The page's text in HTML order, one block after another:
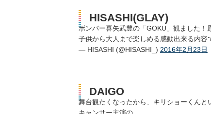
HISASHI(GLAY)
ボンバー喜矢武豊の「GOKU」観ました！
子供から大人まで楽しめる感動出来る内容
— HISASHI (@HISASHI_) 2016年2月23日
DAIGO
舞台観たくなったから、キリショーくんと